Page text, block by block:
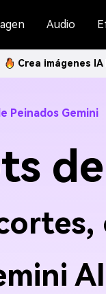
Audio
Crea imágenes
Peinados Gemini